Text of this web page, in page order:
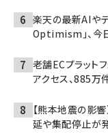
楽天の最新AIや
Optimism」、今
老舗ECプラット
アクセス、885
【熊本地震の影
延や集配停止が